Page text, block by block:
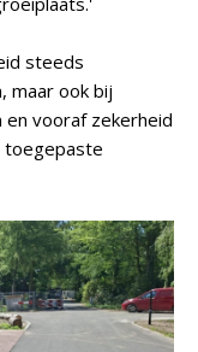
steeds
maar ook bij
en vooraf zekerheid
toegepaste